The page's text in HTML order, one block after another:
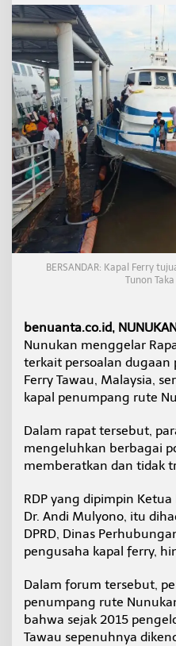
t
i
u
g
a
a
n
t
a
n
a
r
i
T
e
m
n
a
e
r
r
y
a
w
u
BERSANDAR: Kapal Ferry
Tunon
benuanta.co.id,
Nunukan menggelar
terkait persoalan dugaan
Ferry Tawau, Malaysia,
kapal penumpang rute
Dalam rapat tersebut,
mengeluhkan berbagai
memberatkan dan tidak
RDP yang dipimpin Ketua
Dr. Andi Mulyono, itu
DPRD, Dinas
pengusaha kapal ferry,
Dalam forum tersebut,
penumpang rute
bahwa sejak 2015
Tawau sepenuhnya